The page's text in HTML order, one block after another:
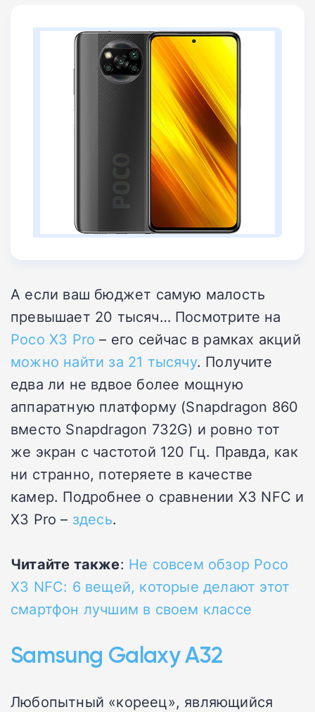
А если ваш бюджет самую малость
превышает 20 тысяч… Посмотрите на
Poco X3 Pro – его сейчас в рамках акций
можно найти за 21 тысячу. Получите
едва ли не вдвое более мощную
аппаратную платформу (Snapdragon 860
вместо Snapdragon 732G) и ровно тот
же экран с частотой 120 Гц. Правда, как
ни странно, потеряете в качестве
камер. Подробнее о сравнении X3 NFC и
X3 Pro – здесь.
Читайте также: Не совсем обзор Poco
X3 NFC: 6 вещей, которые делают этот
смартфон лучшим в своем классе
Samsung Galaxy A32
Любопытный «кореец», являющийся